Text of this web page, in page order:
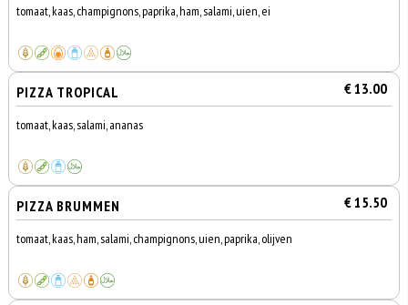
tomaat, kaas, champignons, paprika, ham, salami, uien, ei
PIZZA TROPICAL € 13.00
tomaat, kaas, salami, ananas
PIZZA BRUMMEN € 15.50
tomaat, kaas, ham, salami, champignons, uien, paprika, olijven